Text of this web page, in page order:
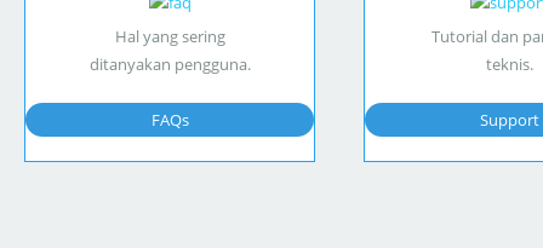
Hal yang sering
ditanyakan pengguna.
FAQs
Tutorial dan
teknis.
Support